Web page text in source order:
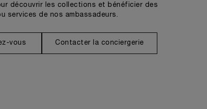
découvrir les collections et bénéficier des
services de nos ambassadeurs.
vous Contacter la conciergerie